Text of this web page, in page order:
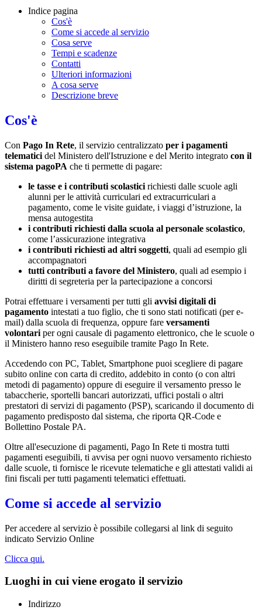
Indice pagina
Cos'è
Come si accede al servizio
Cosa serve
Tempi e scadenze
Contatti
Ulteriori informazioni
A cosa serve
Descrizione breve
Cos'è
Con Pago In Rete, il servizio centralizzato per i pagamenti
telematici del Ministero dell'Istruzione e del Merito integrato con il
sistema pagoPA che ti permette di pagare:
le tasse e i contributi scolastici richiesti dalle scuole agli
alunni per le attività curriculari ed extracurriculari a
pagamento, come le visite guidate, i viaggi d’istruzione, la
mensa autogestita
i contributi richiesti dalla scuola al personale scolastico,
come l’assicurazione integrativa
i contributi richiesti ad altri soggetti, quali ad esempio gli
accompagnatori
tutti contributi a favore del Ministero, quali ad esempio i
diritti di segreteria per la partecipazione a concorsi
Potrai effettuare i versamenti per tutti gli avvisi digitali di
pagamento intestati a tuo figlio, che ti sono stati notificati (per e-
mail) dalla scuola di frequenza, oppure fare versamenti
volontari per ogni causale di pagamento elettronico, che le scuole o
il Ministero hanno reso eseguibile tramite Pago In Rete.
Accedendo con PC, Tablet, Smartphone puoi scegliere di pagare
subito online con carta di credito, addebito in conto (o con altri
metodi di pagamento) oppure di eseguire il versamento presso le
tabaccherie, sportelli bancari autorizzati, uffici postali o altri
prestatori di servizi di pagamento (PSP), scaricando il documento di
pagamento predisposto dal sistema, che riporta QR-Code e
Bollettino Postale PA.
Oltre all'esecuzione di pagamenti, Pago In Rete ti mostra tutti
pagamenti eseguibili, ti avvisa per ogni nuovo versamento richiesto
dalle scuole, ti fornisce le ricevute telematiche e gli attestati validi ai
fini fiscali per tutti pagamenti telematici effettuati.
Come si accede al servizio
Per accedere al servizio è possibile collegarsi al link di seguito
indicato Servizio Online
Clicca qui.
Luoghi in cui viene erogato il servizio
Indirizzo